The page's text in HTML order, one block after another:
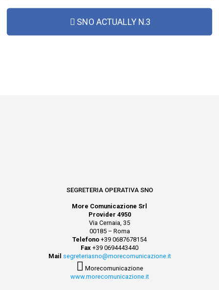
SNO ACTUALLY N.3
SEGRETERIA OPERATIVA SNO
More Comunicazione Srl
Provider 4950
Via Cernaia, 35
00185 – Roma
Telefono +39 0687678154
Fax +39 0694443440
Mail segreteriasno@morecomunicazione.it
Morecomunicazione
www.morecomunicazione.it